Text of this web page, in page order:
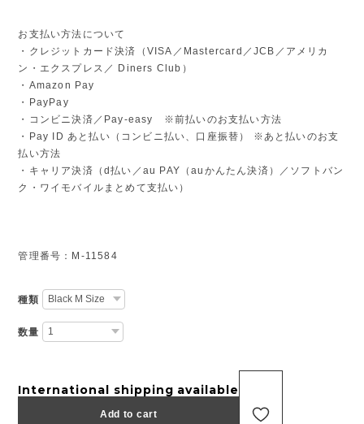
お支払い方法について
・クレジットカード決済（VISA／Mastercard／JCB／アメリカ
ン・エクスプレス／ Diners Club）
・Amazon Pay
・PayPay
・コンビニ決済／Pay-easy ※前払いのお支払い方法
・Pay ID あと払い（コンビニ払い、口座振替） ※あと払いのお支
払い方法
・キャリア決済（d払い／au PAY（auかんたん決済）／ソフトバン
ク・ワイモバイルまとめて支払い）
管理番号：M-11584
種類
数量
International shipping available
Add to cart